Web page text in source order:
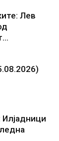
Лев